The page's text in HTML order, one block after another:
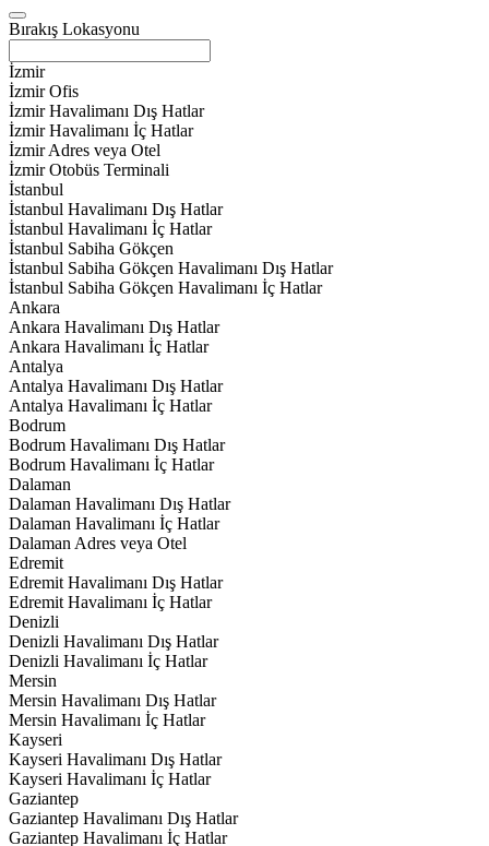
Bırakış Lokasyonu
İzmir
İzmir Ofis
İzmir Havalimanı Dış Hatlar
İzmir Havalimanı İç Hatlar
İzmir Adres veya Otel
İzmir Otobüs Terminali
İstanbul
İstanbul Havalimanı Dış Hatlar
İstanbul Havalimanı İç Hatlar
İstanbul Sabiha Gökçen
İstanbul Sabiha Gökçen Havalimanı Dış Hatlar
İstanbul Sabiha Gökçen Havalimanı İç Hatlar
Ankara
Ankara Havalimanı Dış Hatlar
Ankara Havalimanı İç Hatlar
Antalya
Antalya Havalimanı Dış Hatlar
Antalya Havalimanı İç Hatlar
Bodrum
Bodrum Havalimanı Dış Hatlar
Bodrum Havalimanı İç Hatlar
Dalaman
Dalaman Havalimanı Dış Hatlar
Dalaman Havalimanı İç Hatlar
Dalaman Adres veya Otel
Edremit
Edremit Havalimanı Dış Hatlar
Edremit Havalimanı İç Hatlar
Denizli
Denizli Havalimanı Dış Hatlar
Denizli Havalimanı İç Hatlar
Mersin
Mersin Havalimanı Dış Hatlar
Mersin Havalimanı İç Hatlar
Kayseri
Kayseri Havalimanı Dış Hatlar
Kayseri Havalimanı İç Hatlar
Gaziantep
Gaziantep Havalimanı Dış Hatlar
Gaziantep Havalimanı İç Hatlar